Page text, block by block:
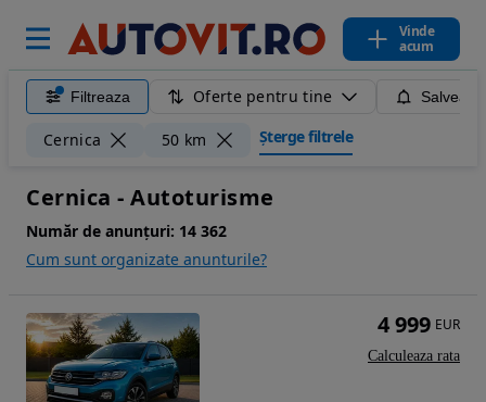
Vinde
acum
Filtreaza Oferte pentru tine
Cernica 50 km Șterge filtrele
Cernica - Autoturisme
Număr de anunțuri: 14 362
Cum sunt organizate anunturile?
4 999 EUR
Calculeaza rata